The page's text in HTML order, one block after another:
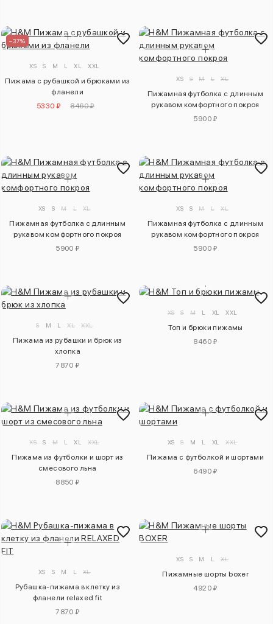
–37%
XS S M L XL XXL
Пижама с рубашкой и брюками из
фланели
5330 ₽
8460 ₽
XS S M L XL
Пижамная футболка с длинным
рукавом комфортного покроя
5900 ₽
XS S M L XL
Пижамная футболка с длинным
рукавом комфортного покроя
5900 ₽
XS S M L XL
Пижамная футболка с длинным
рукавом комфортного покроя
5900 ₽
S M L XL XXL
Пижама из рубашки и брюк из
хлопка
7870 ₽
XS S M L XL XXL
Топ и брюки пижамы
8460 ₽
XS S M L XL XXL
Пижама из футболки и шорт из
смесового льна
8850 ₽
XS S M L XL XXL
Пижама с футболкой и шортами
6490 ₽
XS S M L XL
Рубашка-пижама в клетку из
фланели relaxed fit
7870 ₽
XS S M L XL
Пижамные шорты boxer
4920 ₽